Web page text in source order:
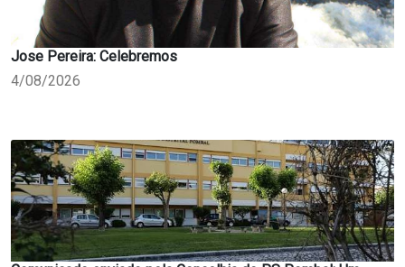
Jose Pereira: Celebremos
4/08/2026